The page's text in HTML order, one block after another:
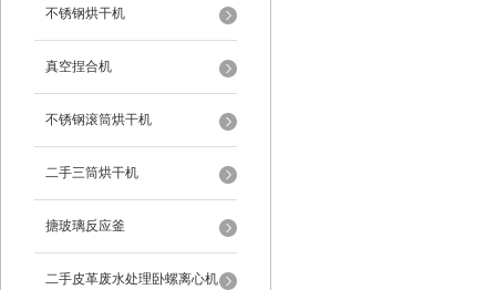
不锈钢烘干机
真空捏合机
不锈钢滚筒烘干机
二手三筒烘干机
搪玻璃反应釜
二手皮革废水处理卧螺离心机